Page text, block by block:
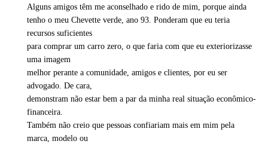
Alguns amigos têm me aconselhado e rido de mim, porque ainda
tenho o meu Chevette verde, ano 93. Ponderam que eu teria
recursos suficientes
para comprar um carro zero, o que faria com que eu exteriorizasse
uma imagem
melhor perante a comunidade, amigos e clientes, por eu ser
advogado. De cara,
demonstram não estar bem a par da minha real situação econômico-
financeira.
Também não creio que pessoas confiariam mais em mim pela
marca, modelo ou